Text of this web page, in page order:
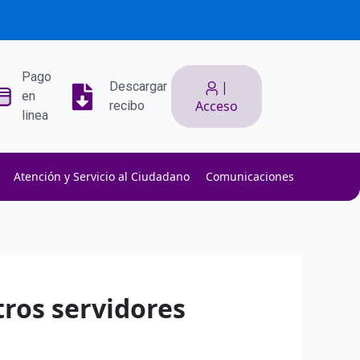
Pago
en
linea
Descargar
recibo
|
Acceso
Atención y Servicio al Ciudadano Comunicaciones
servidores